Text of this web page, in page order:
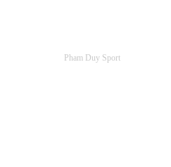
Pham Duy Sport